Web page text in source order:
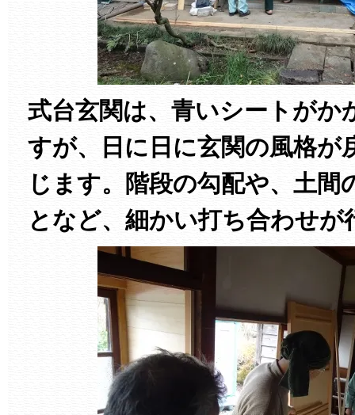
式台玄関は、青いシートがか
すが、日に日に玄関の風格が
じます。階段の勾配や、土間
となど、細かい打ち合わせが